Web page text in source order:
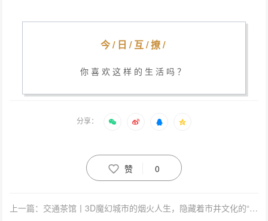
今/日/互/撩/
你喜欢这样的生活吗？
分享：
赞 0
上一篇：交通茶馆丨3D魔幻城市的烟火人生，隐藏着市井文化的“活化石”